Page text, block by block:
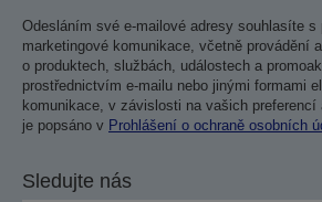
Odesláním své e-mailové adresy souhlasíte s
marketingové komunikace, včetně provádění
o produktech, službách, událostech a
prostřednictvím e-mailu nebo jinými formami
komunikace, v závislosti na vašich preferencí
je popsáno v Prohlášení o ochraně osobních
Sledujte nás